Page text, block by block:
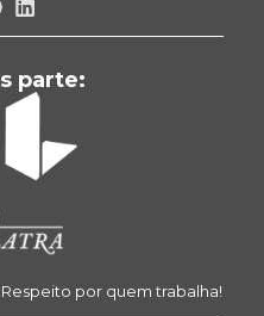
parte:
por quem trabalha!